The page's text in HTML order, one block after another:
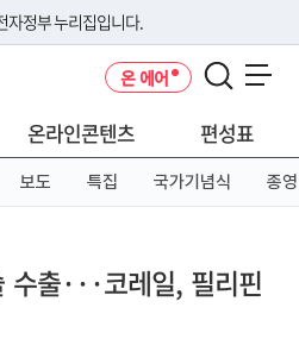
자정부 누리집입니다.
메인 주소를 사용하고 있다면 아래 URL에
온 에어
온라인콘텐츠 편성표
보도 특집 국가기념식 종영
출···코레일, 필리핀